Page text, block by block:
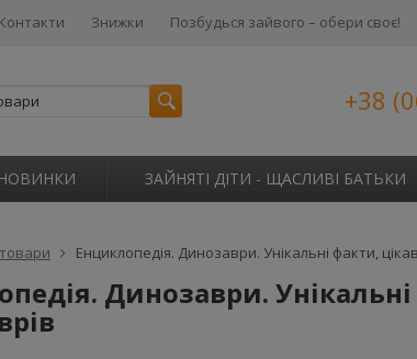
Контакти Знижки Позбудься зайвого – обери своє!
+38
НОВИНКИ ЗАЙНЯТІ ДІТИ - ЩАСЛИВІ БАТЬКИ
товари Енциклопедія. Динозаври. Унікальні факти,
Динозаври.